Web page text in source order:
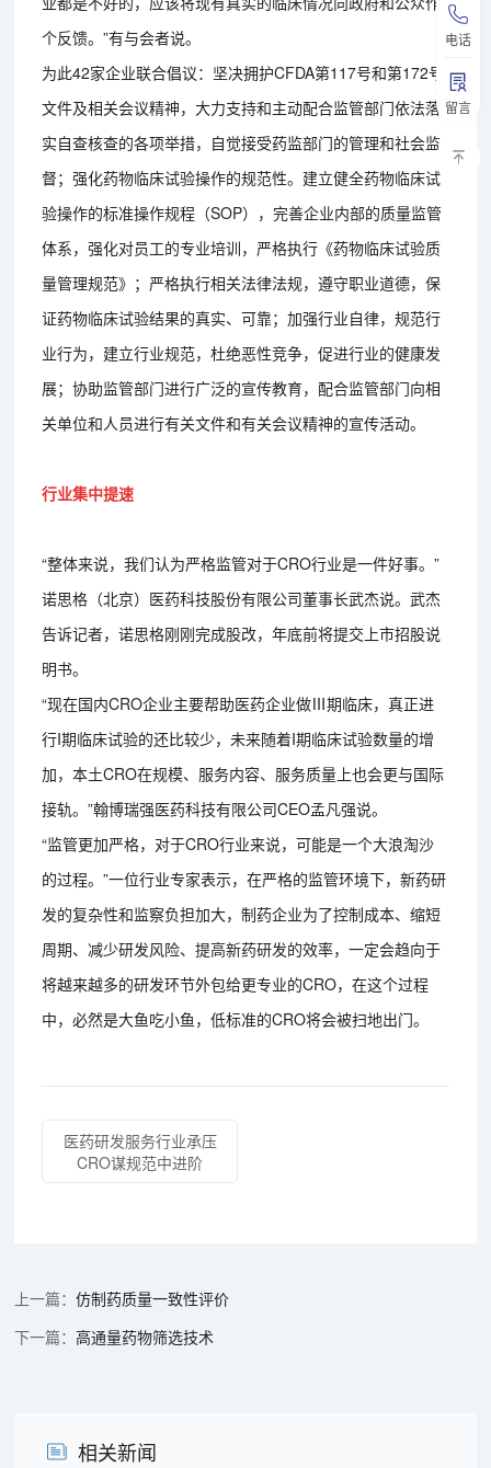
电话
留言
个反馈。”有与会者说。
为此42家企业联合倡议：坚决拥护CFDA第117号和第172号
文件及相关会议精神，大力支持和主动配合监管部门依法落
实自查核查的各项举措，自觉接受药监部门的管理和社会监
督；强化药物临床试验操作的规范性。建立健全药物临床试
验操作的标准操作规程（SOP），完善企业内部的质量监管
体系，强化对员工的专业培训，严格执行《药物临床试验质
量管理规范》；严格执行相关法律法规，遵守职业道德，保
证药物临床试验结果的真实、可靠；加强行业自律，规范行
业行为，建立行业规范，杜绝恶性竞争，促进行业的健康发
展；协助监管部门进行广泛的宣传教育，配合监管部门向相
关单位和人员进行有关文件和有关会议精神的宣传活动。
行业集中提速
“整体来说，我们认为严格监管对于CRO行业是一件好事。”
诺思格（北京）医药科技股份有限公司董事长武杰说。武杰
告诉记者，诺思格刚刚完成股改，年底前将提交上市招股说
明书。
“现在国内CRO企业主要帮助医药企业做Ⅲ期临床，真正进
行I期临床试验的还比较少，未来随着I期临床试验数量的增
加，本土CRO在规模、服务内容、服务质量上也会更与国际
接轨。”翰博瑞强医药科技有限公司CEO孟凡强说。
“监管更加严格，对于CRO行业来说，可能是一个大浪淘沙
的过程。”一位行业专家表示，在严格的监管环境下，新药研
发的复杂性和监察负担加大，制药企业为了控制成本、缩短
周期、减少研发风险、提高新药研发的效率，一定会趋向于
将越来越多的研发环节外包给更专业的CRO，在这个过程
中，必然是大鱼吃小鱼，低标准的CRO将会被扫地出门。
医药研发服务行业承压
CRO谋规范中进阶
仿制药质量一致性评价
高通量药物筛选技术
相关新闻